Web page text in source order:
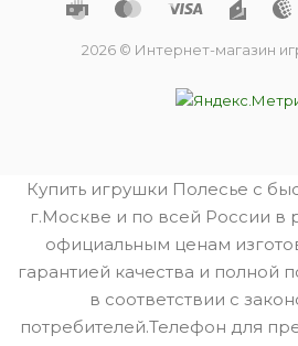
2026 © Интернет-магазин
Купить игрушки Полесье с
г.Москве и по всей России в
официальным ценам
гарантией качества и полной
в соответствии с
потребителей.Телефон для